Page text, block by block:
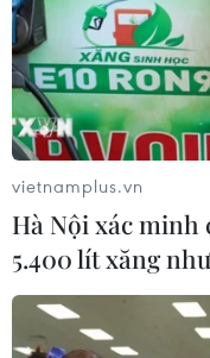
vietnamplus.vn
Hà Nội xác minh
5.400 lít xăng